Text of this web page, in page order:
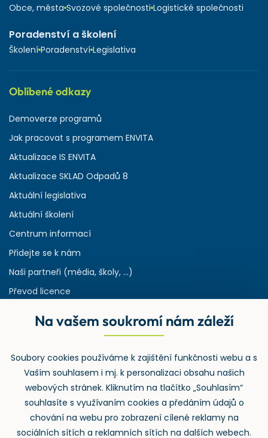
Obce, města Svozové společnosti Logistické společnosti
Poradenství a školení
Školení Poradenství Legislativa
Oblíbené odkazy
Demoverze programů
Jak pracovat s programem ENVITA
Aktualizace IS ENVITA
Aktualizace SKLAD Odpadů 8
Aktuální legislativa
Aktuální školení
Centrum informací
Přidejte se k nám
Naši partneři (média, školy, ...)
Převod licence
Rejstřík používaných zkratek v odpadech
Zpětný odběr
Na vašem soukromí nám záleží
Soubory cookies používáme k zajištění funkčnosti webu a s
Vaším souhlasem i mj. k personalizaci obsahu našich
webových stránek. Kliknutím na tlačítko „Souhlasím“
souhlasíte s využívaním cookies a předáním údajů o
chování na webu pro zobrazení cílené reklamy na
sociálních sítích a reklamních sítích na dalších webech.